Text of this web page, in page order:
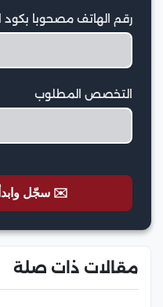
رقم الهاتف مصحوبا بكود
التخصص المطلوب
✉️ سجّل
مقالات ذات صلة